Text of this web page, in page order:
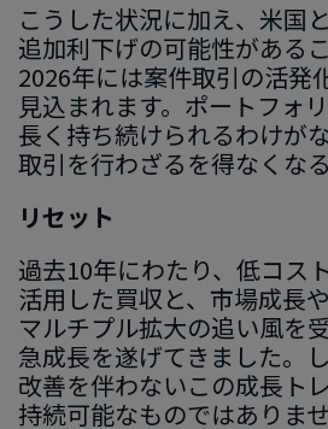
こうした​状況に​加え、​米国
追加利下げの​可能性が​ある​
2026年には​案件取引の​活発
見込まれます。​ポートフォ
長く​持ち続けられる​わけが​
取引を​行わざるを​得なくなる
リセット
過去10年に​わたり、​低コス
活用した​買収と、​市場成長や​
マルチプル拡大の​追い​風を​
急成長を​遂げてきました。​
改善を​伴わない​この​成長ト
持続可能な​ものでは​ありませ